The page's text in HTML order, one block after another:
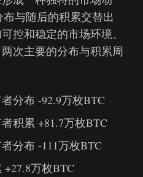
与随后的积累交替出
控和稳定的市场环境。
次主要的分布与积累周
分布 -92.9万枚BTC
积累 +81.7万枚BTC
分布 -111万枚BTC
万枚BTC